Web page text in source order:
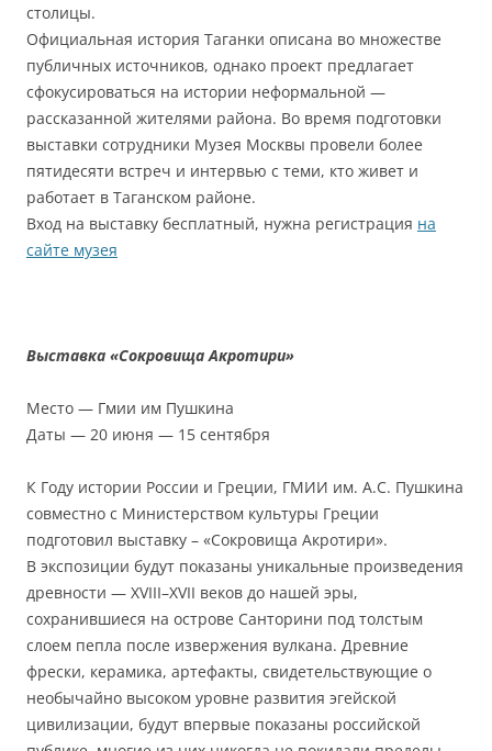
столицы.
Официальная история Таганки описана во множестве
публичных источников, однако проект предлагает
сфокусироваться на истории неформальной —
рассказанной жителями района. Во время подготовки
выставки сотрудники Музея Москвы провели более
пятидесяти встреч и интервью с теми, кто живет и
работает в Таганском районе.
Вход на выставку бесплатный, нужна регистрация на
сайте музея
Выставка «Сокровища Акротири»
Место — Гмии им Пушкина
Даты — 20 июня — 15 сентября
К Году истории России и Греции, ГМИИ им. А.С. Пушкина
совместно с Министерством культуры Греции
подготовил выставку – «Сокровища Акротири».
В экспозиции будут показаны уникальные произведения
древности — XVIII–XVII веков до нашей эры,
сохранившиеся на острове Санторини под толстым
слоем пепла после извержения вулкана. Древние
фрески, керамика, артефакты, свидетельствующие о
необычайно высоком уровне развития эгейской
цивилизации, будут впервые показаны российской